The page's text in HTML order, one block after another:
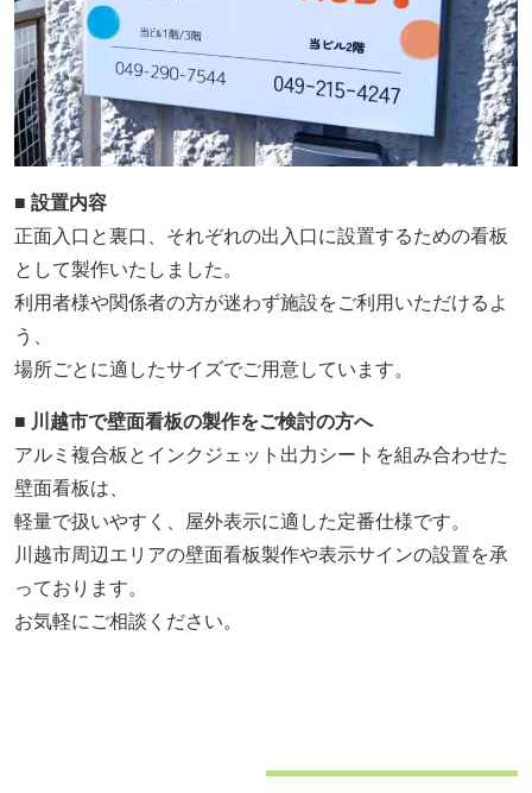
■ 設置内容
正面入口と裏口、それぞれの出入口に設置するための看板
として製作いたしました。
利用者様や関係者の方が迷わず施設をご利用いただけるよ
う、
場所ごとに適したサイズでご用意しています。
■ 川越市で壁面看板の製作をご検討の方へ
アルミ複合板とインクジェット出力シートを組み合わせた
壁面看板は、
軽量で扱いやすく、屋外表示に適した定番仕様です。
川越市周辺エリアの壁面看板製作や表示サインの設置を承
っております。
お気軽にご相談ください。